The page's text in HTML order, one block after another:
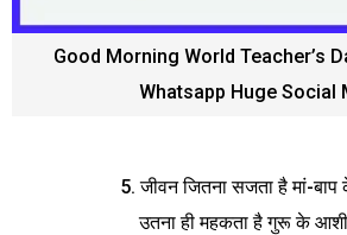
Good Morning World Teacher’s
Whatsapp Huge Social
5. जीवन जितना सजता है मां-बाप
उतना ही महकता है गुरू के